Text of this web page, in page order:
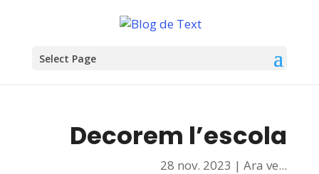
Select Page
Decorem l’escola
28 nov. 2023 |Ara ve...